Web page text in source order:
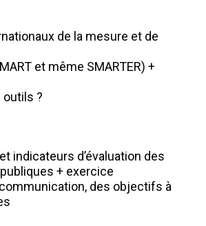
de la mesure et de
et même SMARTER) +
outils ?
indicateurs d’évaluation des
+ exercice
des objectifs à